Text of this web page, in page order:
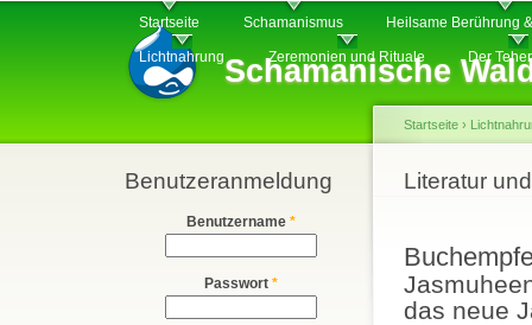
Schamanische
Hauptmenü
Startseite Schamanismus Heilsame Berührung
Lichtnahrung Zeremonien und Rituale Der
Benutzeranmeldung
Benutzername *
Passwort *
Sie sind hier
Startseite ›
Literatur
das neue